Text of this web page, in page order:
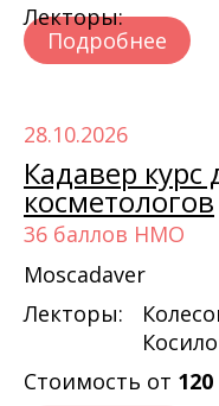
Лекторы:
Подробнее
28.10.2026
Кадавер курс
косметологов
36 баллов НМО
Moscadaver
Лекторы:
Стоимость от